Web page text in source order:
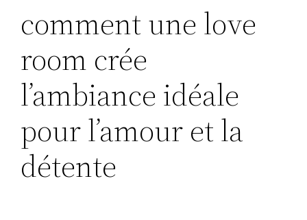
comment une love
room crée
l’ambiance idéale
pour l’amour et la
détente